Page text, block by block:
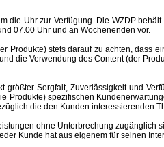
Uhr zur Verfügung. Die WZDP
07.00 Uhr und an Wochenenden vor.
stets darauf zu achten, dass
die Verwendung des Content (der
Sorgfalt, Zuverlässigkeit und
Produkte) spezifischen
die den Kunden interessierenden
ohne Unterbrechung zugänglich
Kunde hat aus eigenem für seinen